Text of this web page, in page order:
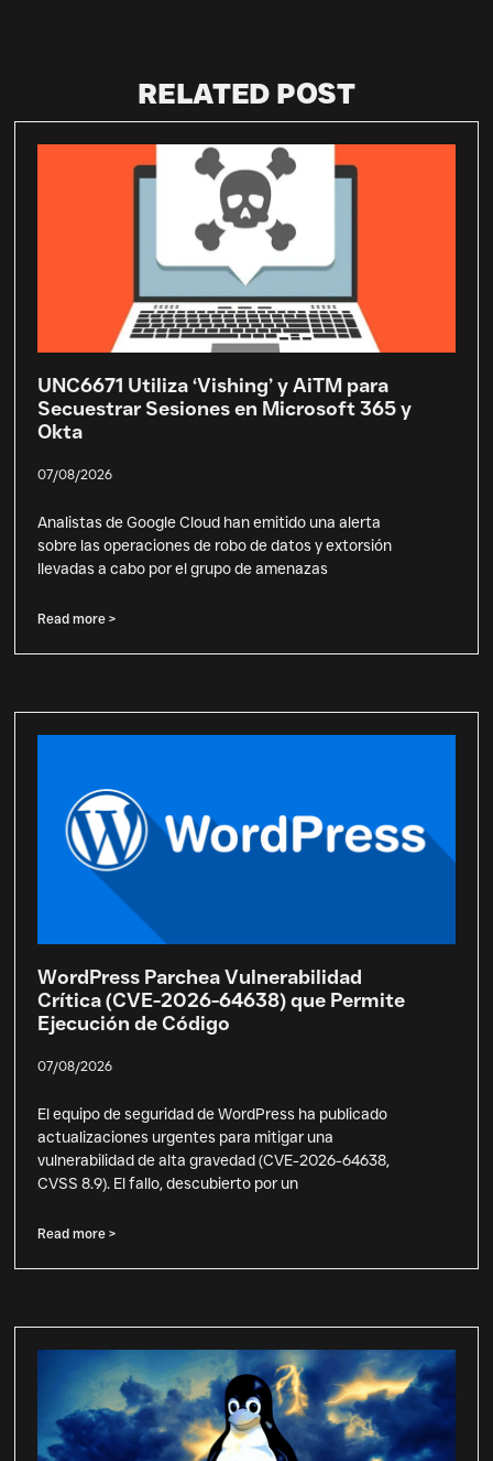
RELATED POST
UNC6671 Utiliza ‘Vishing’ y AiTM para
Secuestrar Sesiones en Microsoft 365 y
Okta
07/08/2026
Analistas de Google Cloud han emitido una alerta
sobre las operaciones de robo de datos y extorsión
llevadas a cabo por el grupo de amenazas
Read more >
WordPress Parchea Vulnerabilidad
Crítica (CVE-2026-64638) que Permite
Ejecución de Código
07/08/2026
El equipo de seguridad de WordPress ha publicado
actualizaciones urgentes para mitigar una
vulnerabilidad de alta gravedad (CVE-2026-64638,
CVSS 8.9). El fallo, descubierto por un
Read more >